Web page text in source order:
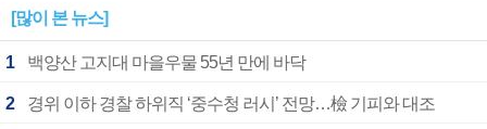
[많이 본 뉴스]
1 백양산 고지대 마을우물 55년 만에 바닥
2 경위 이하 경찰 하위직 ‘중수청 러시’ 전망…檢 기피와 대조